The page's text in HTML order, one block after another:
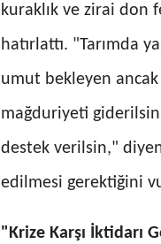
kuraklık ve zirai don
hatırlattı. "Tarımda
umut bekleyen
mağduriyeti
destek verilsin,"
edilmesi gerektiğini
"Krize Karşı İktidarı